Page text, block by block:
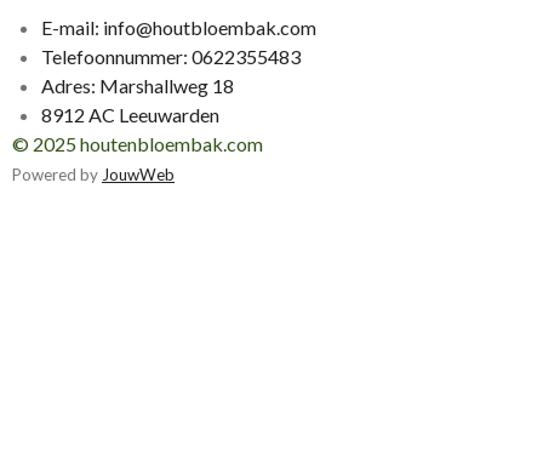
E-mail: info@houtbloembak.com
Telefoonnummer: 0622355483
Adres: Marshallweg 18
8912 AC Leeuwarden
© 2025 houtenbloembak.com
Powered by JouwWeb